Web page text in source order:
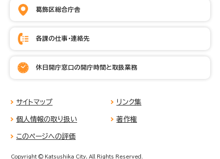
葛飾区総合庁舎
各課の仕事・連絡先
休日開庁窓口の開庁時間と取扱業務
サイトマップ リンク集
個人情報の取り扱い 著作権
このページへの評価
Copyright © Katsushika City, All Rights Reserved.